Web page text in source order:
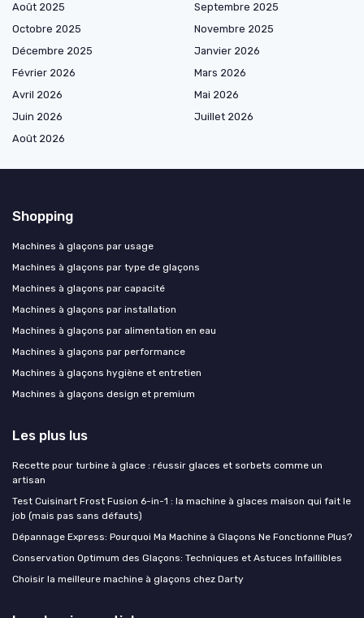
Août 2025
Septembre 2025
Octobre 2025
Novembre 2025
Décembre 2025
Janvier 2026
Février 2026
Mars 2026
Avril 2026
Mai 2026
Juin 2026
Juillet 2026
Août 2026
Shopping
Machines à glaçons par usage
Machines à glaçons par type de glaçons
Machines à glaçons par capacité
Machines à glaçons par installation
Machines à glaçons par alimentation en eau
Machines à glaçons par performance
Machines à glaçons hygiène et entretien
Machines à glaçons design et premium
Les plus lus
Recette pour turbine à glace : réussir glaces et sorbets comme un
artisan
Test Cuisinart Frost Fusion 6-in-1 : la machine à glaces maison qui fait le
job (mais pas sans défauts)
Dépannage Express: Pourquoi Ma Machine à Glaçons Ne Fonctionne Plus?
Conservation Optimum des Glaçons: Techniques et Astuces Infaillibles
Choisir la meilleure machine à glaçons chez Darty